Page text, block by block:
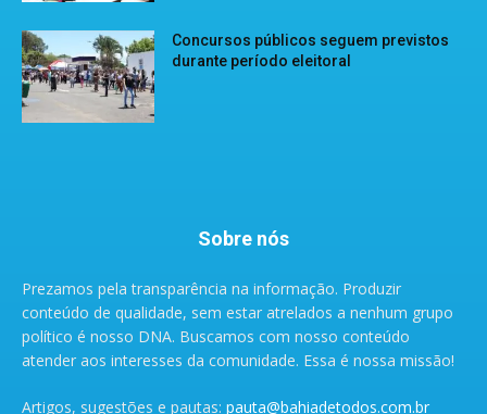
Concursos públicos seguem previstos
durante período eleitoral
Sobre nós
Prezamos pela transparência na informação. Produzir
conteúdo de qualidade, sem estar atrelados a nenhum grupo
político é nosso DNA. Buscamos com nosso conteúdo
atender aos interesses da comunidade. Essa é nossa missão!
Artigos, sugestões e pautas: pauta@bahiadetodos.com.br